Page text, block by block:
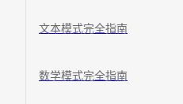
文本模式完全指南
数学模式完全指南